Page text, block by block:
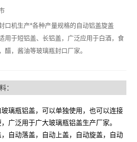
口机生产*各种产量规格的自动铝盖旋盖
用于短铝盖、长铝盖，广泛应用于白酒，食
醋，酱油等玻璃瓶封口厂家。
：
璃瓶铝盖，可以单独使用，也可以连接
广泛用于广大玻璃瓶铝盖生产厂家。
自动落盖，自动上盖，自动旋盖，自动